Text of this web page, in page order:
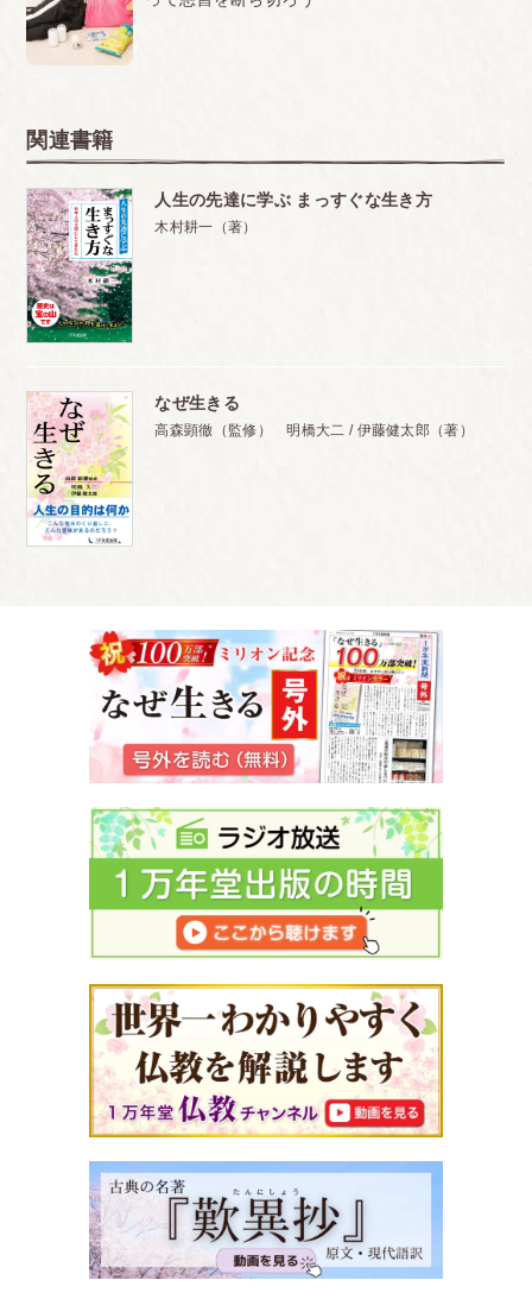
関連書籍
人生の先達に学ぶ まっすぐな生き方
木村耕一（著）
なぜ生きる
高森顕徹（監修） 明橋大二 / 伊藤健太郎（著）